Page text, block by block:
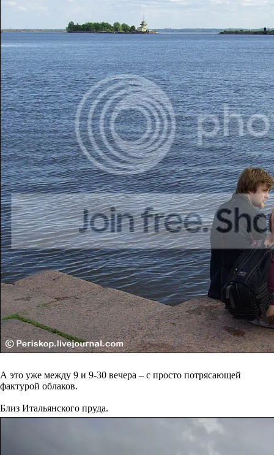
А это уже между 9 и 9-30 вечера – с просто потрясающей
фактурой облаков.
Близ Итальянского пруда.